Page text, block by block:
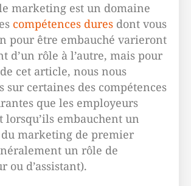
marketing est un domaine
compétences dures dont vous
pour être embauché varieront
d’un rôle à l’autre, mais pour
cet article, nous nous
sur certaines des compétences
que les employeurs
lorsqu’ils embauchent un
marketing de premier
un rôle de
ou d’assistant).